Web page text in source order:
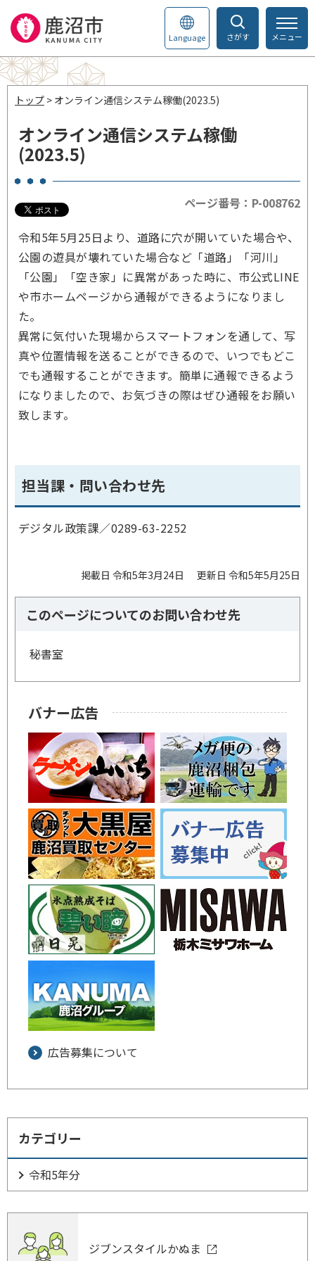
さがす
Language メニュー
トップ > オンライン通信システム稼働(2023.5)
オンライン通信システム稼働
(2023.5)
ページ番号：P-008762
令和5年5月25日より、道路に穴が開いていた場合や、
公園の遊具が壊れていた場合など「道路」「河川」
「公園」「空き家」に異常があった時に、市公式LINE
や市ホームページから通報ができるようになりまし
た。
異常に気付いた現場からスマートフォンを通して、写
真や位置情報を送ることができるので、いつでもどこ
でも通報することができます。簡単に通報できるよう
になりましたので、お気づきの際はぜひ通報をお願い
致します。
担当課・問い合わせ先
デジタル政策課／0289-63-2252
掲載日 令和5年3月24日 更新日 令和5年5月25日
このページについてのお問い合わせ先
秘書室
バナー広告
広告募集について
カテゴリー
令和5年分
ジブンスタイルかぬま